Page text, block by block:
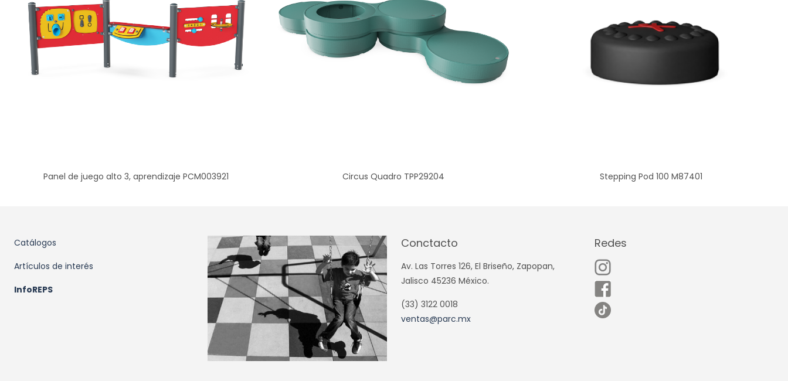
Panel de juego alto 3, aprendizaje PCM003921 Circus Quadro TPP29204 Stepping Pod 100 M87401
Catálogos
Artículos de interés
InfoREPS
Conctacto
Av. Las Torres 126, El Briseño, Zapopan,
Jalisco 45236 México.
(33) 3122 0018
ventas@parc.mx
Redes